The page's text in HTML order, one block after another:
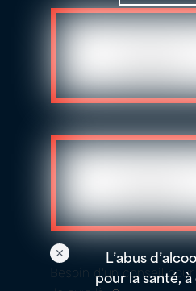
L’abus
pour la santé,
Besoin d'un conseil